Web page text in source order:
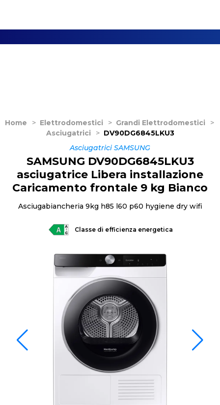
Home > Elettrodomestici > Grandi Elettrodomestici
>
Asciugatrici
> DV90DG6845LKU3
Asciugatrici SAMSUNG
Classe di efficienza energetica
SAMSUNG DV90DG6845LKU3
asciugatrice Libera installazione
Caricamento frontale 9 kg Bianco
Asciugabiancheria 9kg h85 l60 p60 hygiene dry wifi